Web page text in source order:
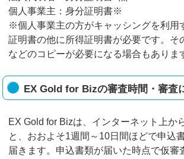
個人事業主：身分証明書※
※個人事業主の方がキャッシングを利用
証明書の他に所得証明書が必要です。そ
などのコピーが必要になる場合もありま
EX Gold for Bizの審査時間・審査
EX Gold for Bizは、インターネット上か
と、おおよそ1週間～10日間ほどで申込
届きます。申込書類が届いた時点で仮審